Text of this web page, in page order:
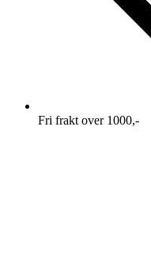
Fri frakt over 1000,-